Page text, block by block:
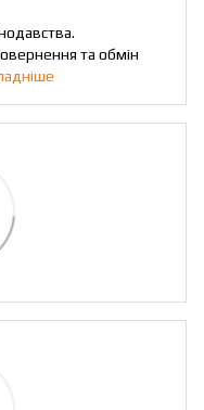
та обмін